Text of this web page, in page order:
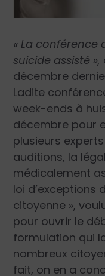
« La conférence
suicide assisté »,
décembre
Ladite
week-ends à
décembre pour
plusieurs
auditions, la
médicalement
loi d’exceptions
citoyenne »,
pour ouvrir le
formulation qui
nombreux
fait, on en a